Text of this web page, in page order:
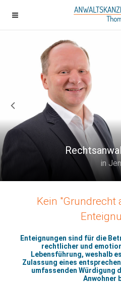
in
Kein "Grundrecht
Enteignungen sind für die
rechtlicher und
Lebensführung, weshalb
Zulassung eines
umfassenden Würdigung
Anwohner